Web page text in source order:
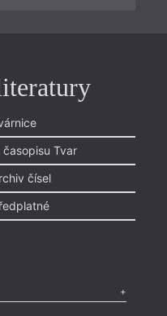
časopisu Tvar
čísel